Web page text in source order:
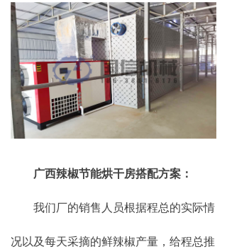
广西辣椒节能烘干房搭配方案：
我们厂的销售人员根据程总的实际情
况以及每天采摘的鲜辣椒产量，给程总推